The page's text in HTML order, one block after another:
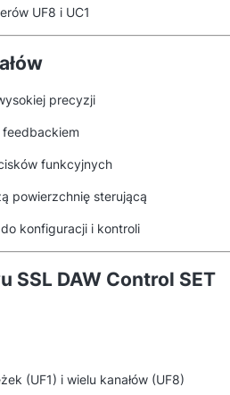
UF8 i UC1
precyzji
funkcyjnych
powierzchnię sterującą
konfiguracji i kontroli
SSL DAW Control SET
(UF1) i wielu kanałów (UF8)